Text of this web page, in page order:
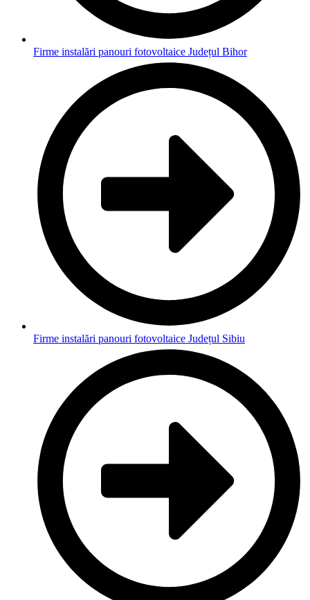
Firme instalări panouri fotovoltaice Județul Bihor
Firme instalări panouri fotovoltaice Județul Sibiu